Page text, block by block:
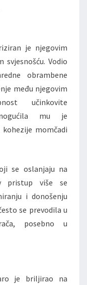
je njegovim
Vodio
obrambene
među njegovim
učinkovite
mu je
momčadi
se oslanjaju na
pristup više se
i donošenju
se prevodila u
posebno u
je briljirao na